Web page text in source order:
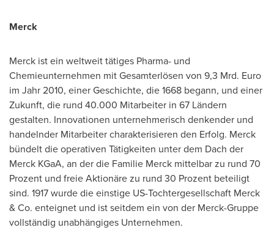
Merck
Merck ist ein weltweit tätiges Pharma- und
Chemieunternehmen mit Gesamterlösen von 9,3 Mrd. Euro
im Jahr 2010, einer Geschichte, die 1668 begann, und einer
Zukunft, die rund 40.000 Mitarbeiter in 67 Ländern
gestalten. Innovationen unternehmerisch denkender und
handelnder Mitarbeiter charakterisieren den Erfolg. Merck
bündelt die operativen Tätigkeiten unter dem Dach der
Merck KGaA, an der die Familie Merck mittelbar zu rund 70
Prozent und freie Aktionäre zu rund 30 Prozent beteiligt
sind. 1917 wurde die einstige US-Tochtergesellschaft Merck
& Co. enteignet und ist seitdem ein von der Merck-Gruppe
vollständig unabhängiges Unternehmen.